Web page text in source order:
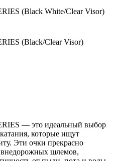
(Black White/Clear Visor)
(Black/Clear Visor)
— это идеальный выбор
которые ищут
Эти очки прекрасно
внедорожных шлемов,